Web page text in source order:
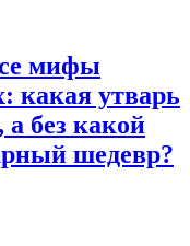
мифы
какая утварь
а без какой
шедевр?